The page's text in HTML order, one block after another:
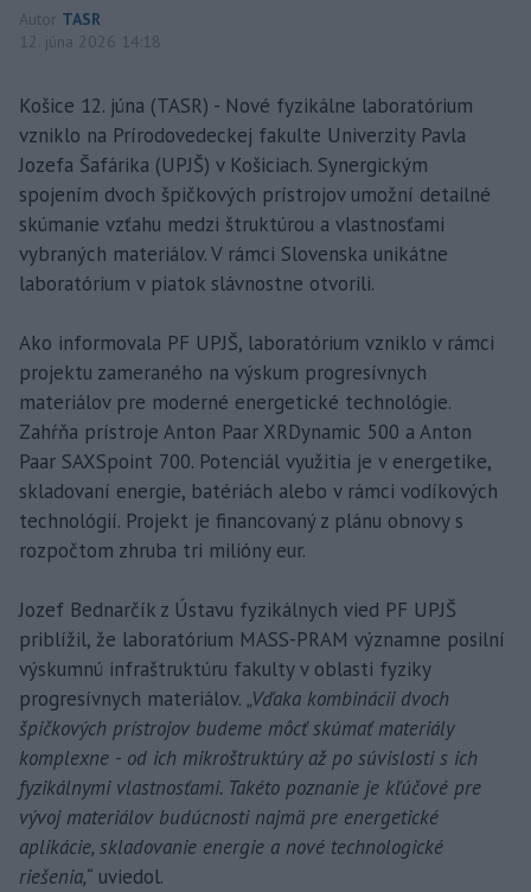
Autor TASR
12. júna 2026 14:18
Košice 12. júna (TASR) - Nové fyzikálne laboratórium
vzniklo na Prírodovedeckej fakulte Univerzity Pavla
Jozefa Šafárika (UPJŠ) v Košiciach. Synergickým
spojením dvoch špičkových prístrojov umožní detailné
skúmanie vzťahu medzi štruktúrou a vlastnosťami
vybraných materiálov. V rámci Slovenska unikátne
laboratórium v piatok slávnostne otvorili.
Ako informovala PF UPJŠ, laboratórium vzniklo v rámci
projektu zameraného na výskum progresívnych
materiálov pre moderné energetické technológie.
Zahŕňa prístroje Anton Paar XRDynamic 500 a Anton
Paar SAXSpoint 700. Potenciál využitia je v energetike,
skladovaní energie, batériách alebo v rámci vodíkových
technológií. Projekt je financovaný z plánu obnovy s
rozpočtom zhruba tri milióny eur.
Jozef Bednarčík z Ústavu fyzikálnych vied PF UPJŠ
priblížil, že laboratórium MASS-PRAM významne posilní
výskumnú infraštruktúru fakulty v oblasti fyziky
progresívnych materiálov. „Vďaka kombinácii dvoch
špičkových prístrojov budeme môcť skúmať materiály
komplexne - od ich mikroštruktúry až po súvislosti s ich
fyzikálnymi vlastnosťami. Takéto poznanie je kľúčové pre
vývoj materiálov budúcnosti najmä pre energetické
aplikácie, skladovanie energie a nové technologické
riešenia,“ uviedol.